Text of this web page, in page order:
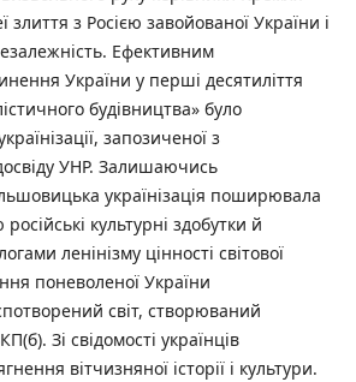
злиття з Росією завойованої України і
Ефективним
України у перші десятиліття
будівництва» було
запозиченої з
УНР. Залишаючись
українізація поширювала
культурні здобутки й
ленінізму цінності світової
поневоленої України
світ, створюваний
Зі свідомості українців
вітчизняної історії і культури.